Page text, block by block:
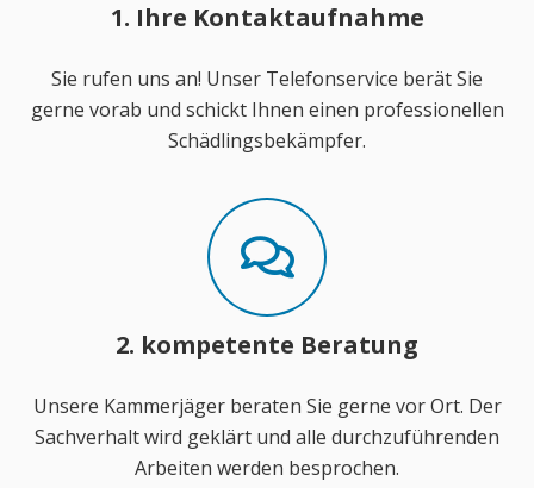
1. Ihre Kontaktaufnahme
Sie rufen uns an! Unser Telefonservice berät Sie
gerne vorab und schickt Ihnen einen professionellen
Schädlingsbekämpfer.
2. kompetente Beratung
Unsere Kammerjäger beraten Sie gerne vor Ort. Der
Sachverhalt wird geklärt und alle durchzuführenden
Arbeiten werden besprochen.